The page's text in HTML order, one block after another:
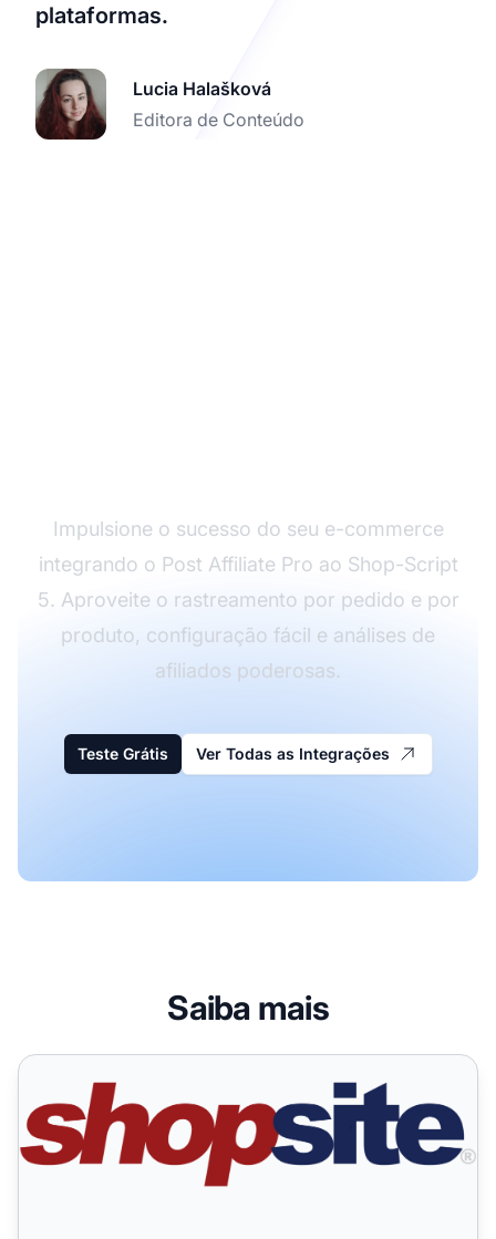
plataformas.
Lucia Halašková
Editora de Conteúdo
Impulsione o sucesso do seu e-commerce
integrando o Post Affiliate Pro ao Shop-Script
5. Aproveite o rastreamento por pedido e por
produto, configuração fácil e análises de
afiliados poderosas.
Teste Grátis Ver Todas as Integrações
Saiba mais
ShopSite